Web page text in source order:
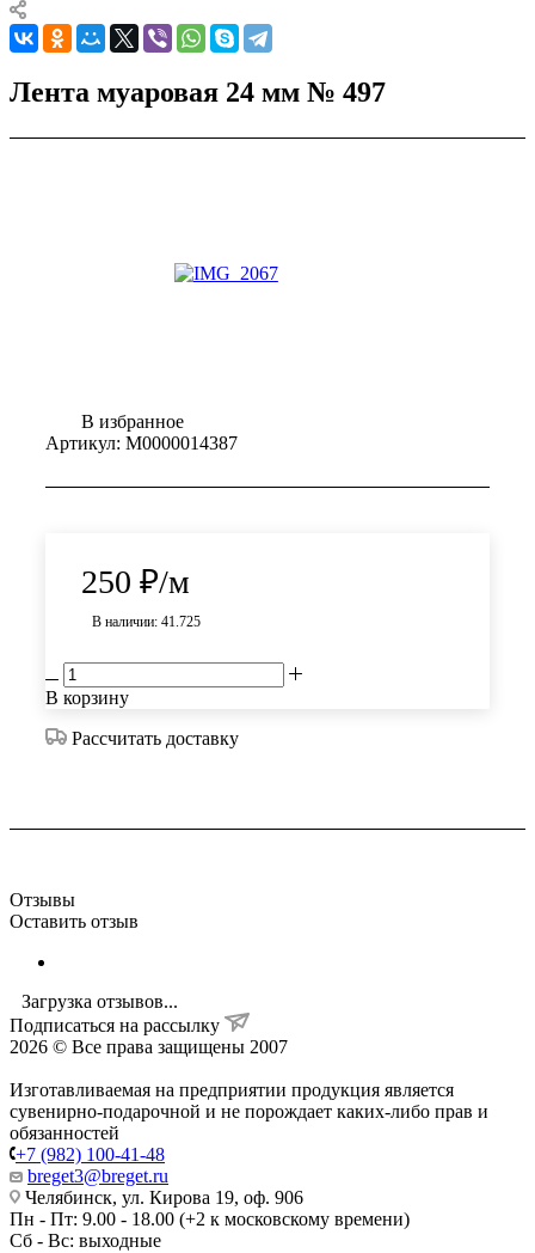
Лента муаровая 24 мм № 497
В избранное
Артикул: М0000014387
250 ₽/м
В наличии: 41.725
В корзину
Рассчитать доставку
Отзывы
Оставить отзыв
Загрузка отзывов...
Подписаться на рассылку
2026 © Все права защищены 2007
Изготавливаемая на предприятии продукция является
сувенирно-подарочной и не порождает каких-либо прав и
обязанностей
+7 (982) 100-41-48
breget3@breget.ru
Челябинск, ул. Кирова 19, оф. 906
Пн - Пт: 9.00 - 18.00 (+2 к московскому времени)
Сб - Вс: выходные